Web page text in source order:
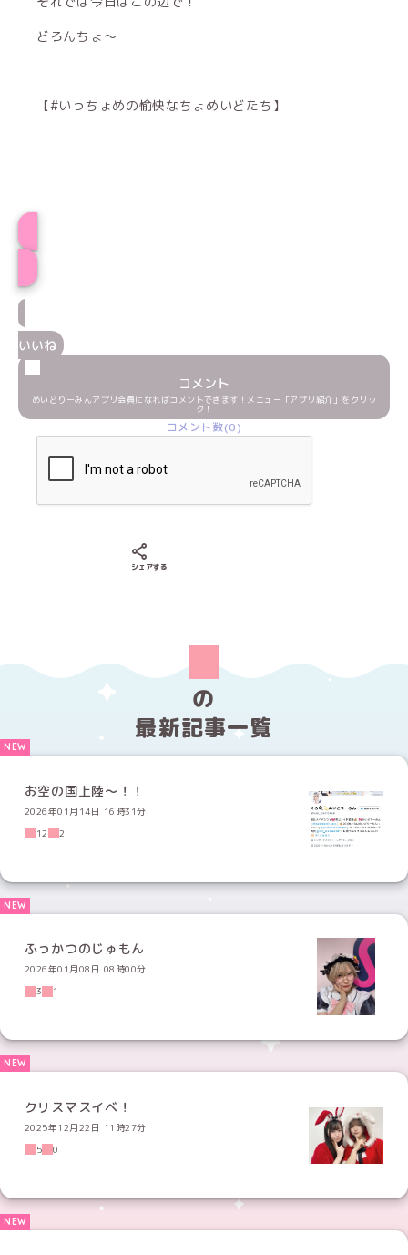
どろんちょ〜
【#いっちょめの愉快なちょめいどたち】
いいね
コメント
めいどりーみんアプリ会員になればコメントできます！メニュー「アプリ紹介」をクリッ
ク！
コメント数(0)
シェアする
の
最新記事一覧
お空の国上陸〜！！
2026年01月14日 16時31分
12
2
ふっかつのじゅもん
2026年01月08日 08時00分
3
1
クリスマスイベ！
2025年12月22日 11時27分
5
0